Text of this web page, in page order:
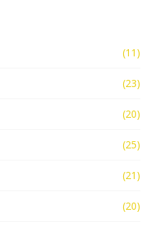
(11)
(23)
(20)
(25)
(21)
(20)